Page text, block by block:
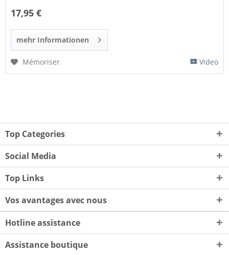
17,95 €
mehr Informationen
Mémoriser Video
Top Categories
Social Media
Top Links
Vos avantages avec nous
Hotline assistance
Assistance boutique